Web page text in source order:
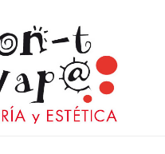
Depilación